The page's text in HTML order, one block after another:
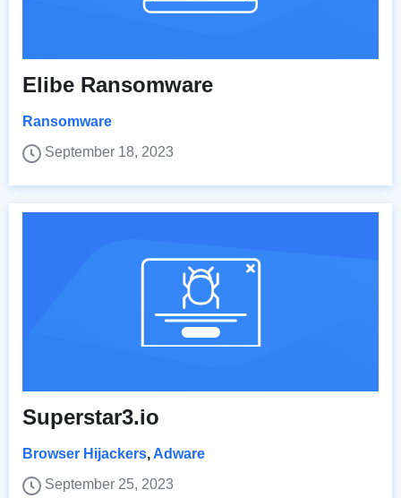
Elibe Ransomware
Ransomware
September 18, 2023
Superstar3.io
Browser Hijackers, Adware
September 25, 2023